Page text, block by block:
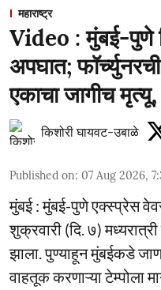
महाराष्ट्र
Video : मुंबई-पुणे
अपघात;
एकाचा जागीच
किशोरी घायवट-उबाळे
Published on: 07 Aug 2026,
मुंबई : मुंबई-पुणे एक्स्प्रेस
शुक्रवारी (दि. ७)
झाला. पुण्याहून मुंबईकडे
वाहतूक करणाऱ्या टेम्पोला